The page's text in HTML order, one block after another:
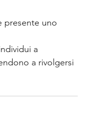
presente uno
a
a rivolgersi